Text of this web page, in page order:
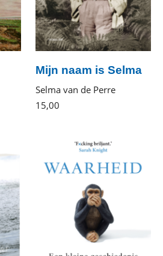
Mijn naam is Selma
Selma van de Perre
15,00